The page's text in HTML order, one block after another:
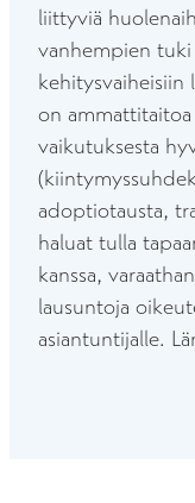
liittyviä
vanhempien tuki
kehitysvaiheisiin
on
vaikutuksesta
adoptiotausta,
haluat tulla
kanssa,
lausuntoja
asiantuntijalle.